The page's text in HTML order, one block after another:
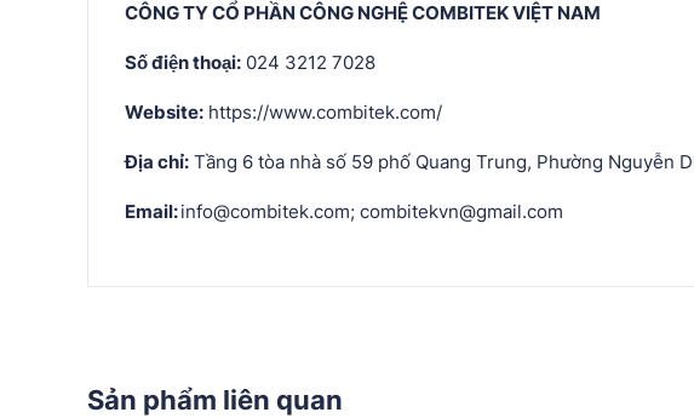
CÔNG TY CỔ PHẦN CÔNG NGHỆ COMBITEK VIỆT NAM
Số điện thoại: 024 3212 7028
Website: https://www.combitek.com/
Địa chỉ: Tầng 6 tòa nhà số 59 phố Quang Trung, Phường Nguyễn
Email:info@combitek.com; combitekvn@gmail.com
Sản phẩm liên quan